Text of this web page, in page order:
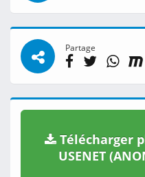
Partage
Télécharger
USENET